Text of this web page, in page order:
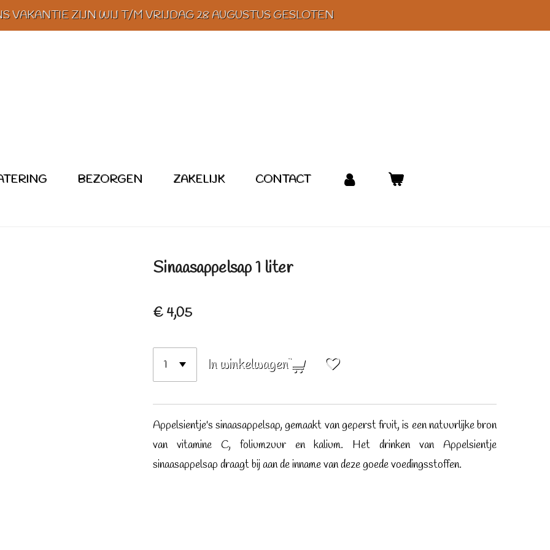
VAKANTIE ZIJN WIJ T/M VRIJDAG 28 AUGUSTUS GESLOTEN
BEZORGEN ZAKELIJK CONTACT
Sinaasappelsap 1 liter
€ 4,05
In winkelwagen
Ap­pel­sien­tje's si­naas­ap­pel­sap, ge­maakt van ge­perst fruit, is een na­tuur­lijke bron
van vitamine C, foliumzuur en kalium. Het drinken van Appelsientje
sinaasappelsap draagt bij aan de inname van deze goede voe­dings­stof­fen.